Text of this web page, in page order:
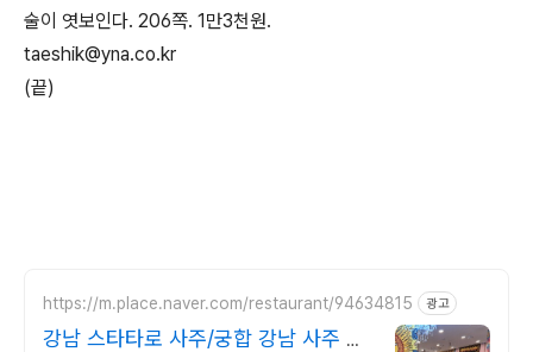
술이 엿보인다. 206쪽. 1만3천원.
taeshik@yna.co.kr
(끝)
https://m.place.naver.com/restaurant/94634815 광고
강남 스타타로 사주/궁합 강남 사주 궁